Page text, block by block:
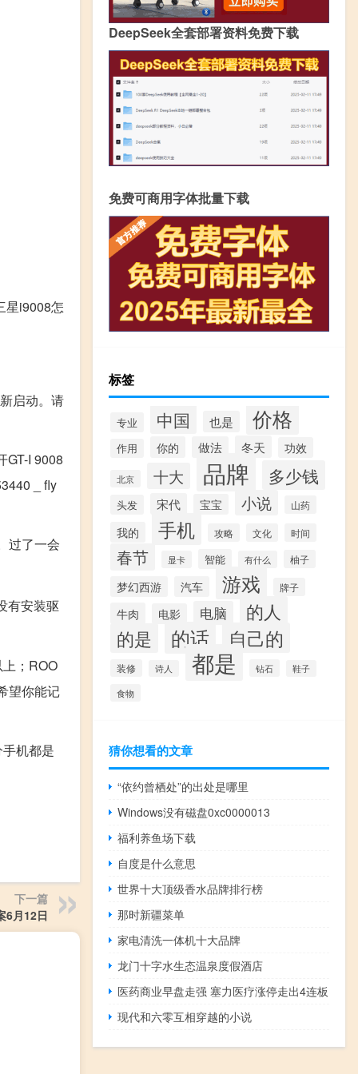
星i9008怎
启动。请
GT-I 9008
_ fly
过了一会
有安装驱
；ROO
望你能记
机都是
下一篇
6月12日
DeepSeek全套部署资料免费下载
免费可商用字体批量下载
标签
专业 中国 也是 价格
作用 你的 做法 冬天 功效
北京 十大 品牌 多少钱
头发 宋代 宝宝 小说 山药
我的 手机 攻略 文化 时间
春节 显卡 智能 有什么 柚子
梦幻西游 汽车 游戏 牌子
牛肉 电影 电脑
的人
的是
的话 自己的
装修 诗人 都是 钻石 鞋子
食物
猜你想看的文章
“依约曾栖处”的出处是哪里
Windows没有磁盘0xc0000013
福利养鱼场下载
自度是什么意思
世界十大顶级香水品牌排行榜
那时新疆菜单
家电清洗一体机十大品牌
龙门十字水生态温泉度假酒店
医药商业早盘走强 塞力医疗涨停走出4连板
现代和六零互相穿越的小说